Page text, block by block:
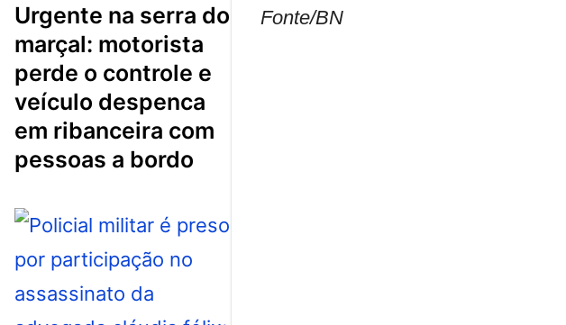
urgente na serra do
marçal: motorista
perde o controle e
veículo despenca
em ribanceira com
pessoas a bordo
Fonte/BN